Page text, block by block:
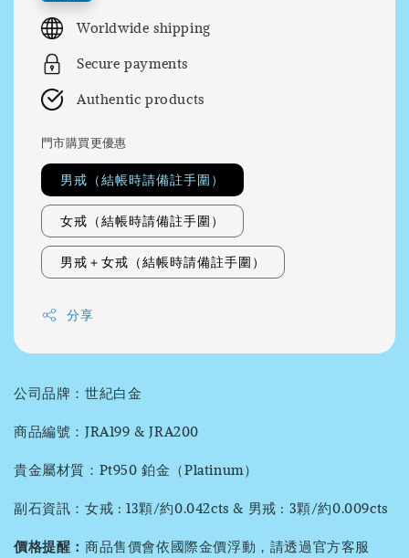
Worldwide shipping
Secure payments
Authentic products
門市購買更優惠
男戒（結帳時請備註手圍）
女戒（結帳時請備註手圍）
男戒＋女戒（結帳時請備註手圍）
分享
公司品牌：世紀白金
商品編號：JRA199 & JRA200
貴金屬材質：Pt950 鉑金（Platinum）
副石資訊：女戒 : 13顆/約0.042cts & 男戒 : 3顆/約0.009cts
價格提醒： 商品售價會依國際金價浮動，請透過官方客服